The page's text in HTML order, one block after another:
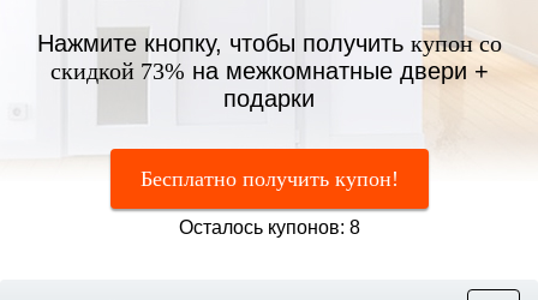
Нажмите кнопку, чтобы получить купон со
скидкой 73% на межкомнатные двери +
подарки
Бесплатно получить купон!
Осталось купонов: 8